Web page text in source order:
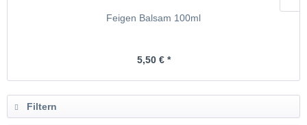
Feigen Balsam 100ml
5,50 € *
Filtern